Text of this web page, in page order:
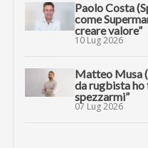
Paolo Costa
come
creare valore”
10 Lug 2026
Matteo Musa
da rugbista ho
spezzarmi”
07 Lug 2026